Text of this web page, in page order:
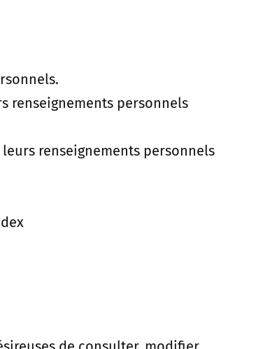
renseignements personnels
renseignements personnels